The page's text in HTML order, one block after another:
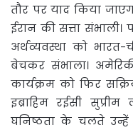
तौर पर याद किया
ईरान की सत्ता संभाली।
अर्थव्यवस्था को
बेचकर संभाला।
कार्यक्रम को फिर
इब्राहिम रईसी
घनिष्ठता के चलते उन्हें